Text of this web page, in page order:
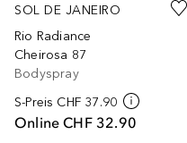
SOL DE JANEIRO
Rio Radiance
Cheirosa 87
Bodyspray
S-Preis CHF 37.90
Online CHF 32.90